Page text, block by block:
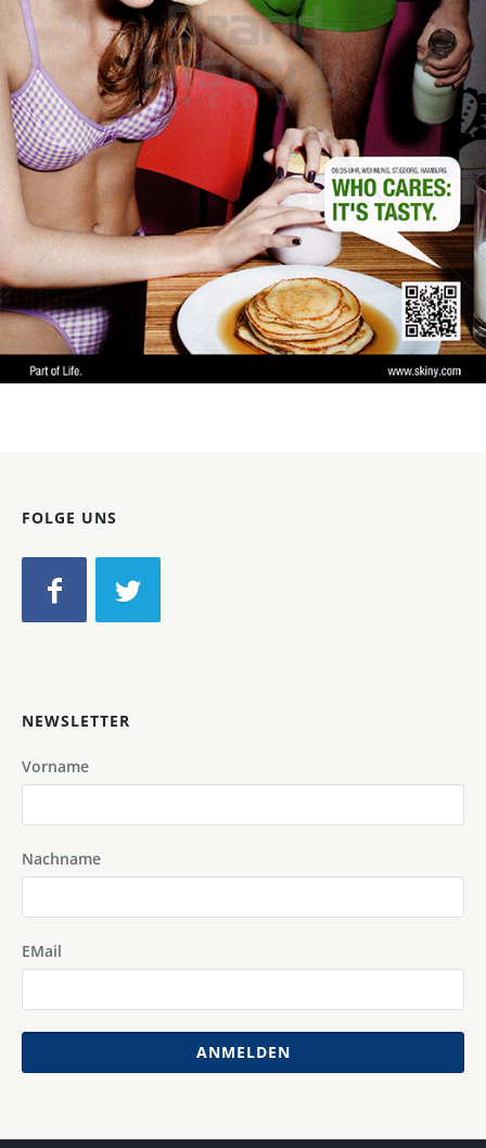
Skiny Skiny Bodywear GmbH 2011
Bild-ID: 45238
FOLGE UNS
NEWSLETTER
Vorname
Nachname
EMail
ANMELDEN